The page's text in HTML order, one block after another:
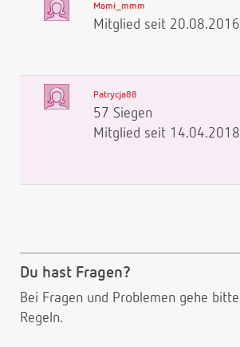
Mami_mmm
Mitglied seit 20.08.2016
Patrycja88
57 Siegen
Mitglied seit 14.04.2018
Du hast Fragen?
Bei Fragen und Problemen gehe bitte
Regeln.